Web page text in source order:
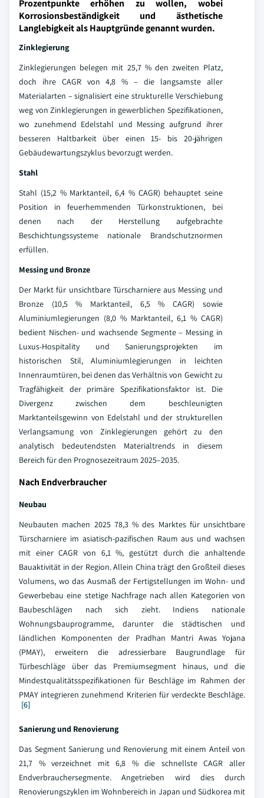
Prozentpunkte erhöhen zu wollen, wobei
Korrosionsbeständigkeit und ästhetische
Langlebigkeit als Hauptgründe genannt wurden.
Zinklegierung
Zinklegierungen belegen mit 25,7 % den zweiten Platz,
doch ihre CAGR von 4,8 % – die langsamste aller
Materialarten – signalisiert eine strukturelle Verschiebung
weg von Zinklegierungen in gewerblichen Spezifikationen,
wo zunehmend Edelstahl und Messing aufgrund ihrer
besseren Haltbarkeit über einen 15- bis 20-jährigen
Gebäudewartungszyklus bevorzugt werden.
Stahl
Stahl (15,2 % Marktanteil, 6,4 % CAGR) behauptet seine
Position in feuerhemmenden Türkonstruktionen, bei
denen nach der Herstellung aufgebrachte
Beschichtungssysteme nationale Brandschutznormen
erfüllen.
Messing und Bronze
Der Markt für unsichtbare Türscharniere aus Messing und
Bronze (10,5 % Marktanteil, 6,5 % CAGR) sowie
Aluminiumlegierungen (8,0 % Marktanteil, 6,1 % CAGR)
bedient Nischen- und wachsende Segmente – Messing in
Luxus-Hospitality und Sanierungsprojekten im
historischen Stil, Aluminiumlegierungen in leichten
Innenraumtüren, bei denen das Verhältnis von Gewicht zu
Tragfähigkeit der primäre Spezifikationsfaktor ist. Die
Divergenz zwischen dem beschleunigten
Marktanteilsgewinn von Edelstahl und der strukturellen
Verlangsamung von Zinklegierungen gehört zu den
analytisch bedeutendsten Materialtrends in diesem
Bereich für den Prognosezeitraum 2025–2035.
Nach Endverbraucher
Neubau
Neubauten machen 2025 78,3 % des Marktes für unsichtbare
Türscharniere im asiatisch-pazifischen Raum aus und wachsen
mit einer CAGR von 6,1 %, gestützt durch die anhaltende
Bauaktivität in der Region. Allein China trägt den Großteil dieses
Volumens, wo das Ausmaß der Fertigstellungen im Wohn- und
Gewerbebau eine stetige Nachfrage nach allen Kategorien von
Baubeschlägen nach sich zieht. Indiens nationale
Wohnungsbauprogramme, darunter die städtischen und
ländlichen Komponenten der Pradhan Mantri Awas Yojana
(PMAY), erweitern die adressierbare Baugrundlage für
Türbeschläge über das Premiumsegment hinaus, und die
Mindestqualitätsspezifikationen für Beschläge im Rahmen der
PMAY integrieren zunehmend Kriterien für verdeckte Beschläge.
[6]
Sanierung und Renovierung
Das Segment Sanierung und Renovierung mit einem Anteil von
21,7 % verzeichnet mit 6,8 % die schnellste CAGR aller
Endverbrauchersegmente. Angetrieben wird dies durch
Renovierungszyklen im Wohnbereich in Japan und Südkorea mit